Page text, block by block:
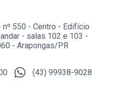
nº 550 - Centro - Edifício
- salas 102 e 103 -
- Arapongas/PR
(43) 99938-9028